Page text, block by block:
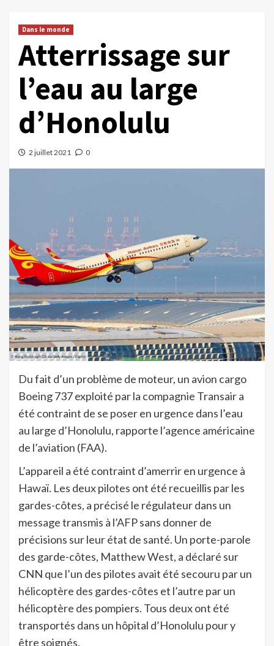
Dans le monde
Atterrissage sur
l’eau au large
d’Honolulu
2 juillet 2021 0
Du fait d’un problème de moteur, un avion cargo
Boeing 737 exploité par la compagnie Transair a
été contraint de se poser en urgence dans l’eau
au large d’Honolulu, rapporte l’agence américaine
de l’aviation (FAA).
L’appareil a été contraint d’amerrir en urgence à
Hawaï. Les deux pilotes ont été recueillis par les
gardes-côtes, a précisé le régulateur dans un
message transmis à l’AFP sans donner de
précisions sur leur état de santé. Un porte-parole
des garde-côtes, Matthew West, a déclaré sur
CNN que l’un des pilotes avait été secouru par un
hélicoptère des gardes-côtes et l’autre par un
hélicoptère des pompiers. Tous deux ont été
transportés dans un hôpital d’Honolulu pour y
être soignés.